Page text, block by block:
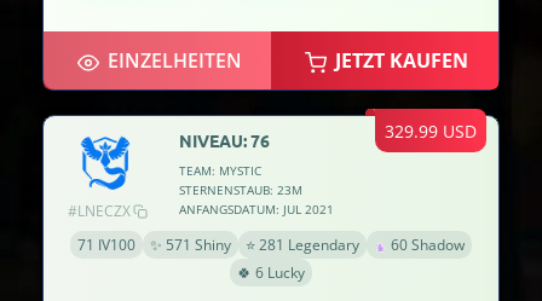
EINZELHEITEN JETZT KAUFEN
329.99 USD
#LNECZX
NIVEAU: 76
TEAM: MYSTIC
STERNENSTAUB: 23M
ANFANGSDATUM: JUL 2021
71 IV100 ✨ 571 Shiny ⭐ 281 Legendary
60 Shadow
🍀 6 Lucky